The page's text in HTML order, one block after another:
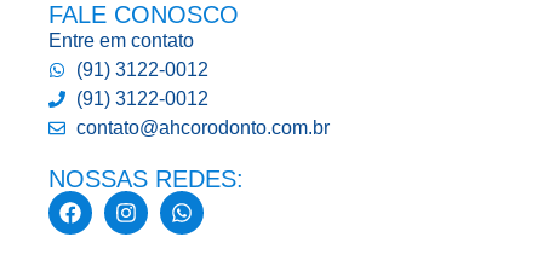
FALE CONOSCO
Entre em contato
(91) 3122-0012
(91) 3122-0012
contato@ahcorodonto.com.br
NOSSAS REDES: